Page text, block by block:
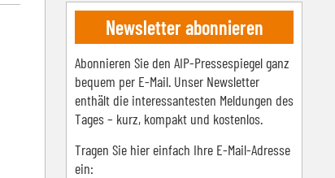
Newsletter abonnieren
Abonnieren Sie den AIP-Pressespiegel ganz
bequem per E-Mail. Unser Newsletter
enthält die interessantesten Meldungen des
Tages – kurz, kompakt und kostenlos.
Tragen Sie hier einfach Ihre E-Mail-Adresse
ein: